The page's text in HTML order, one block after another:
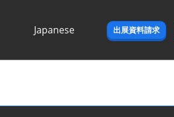
Japanese
出展資料請求